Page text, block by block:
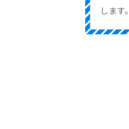
します。